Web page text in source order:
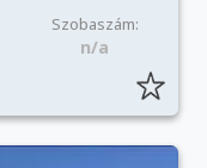
Szobaszám:
n/a